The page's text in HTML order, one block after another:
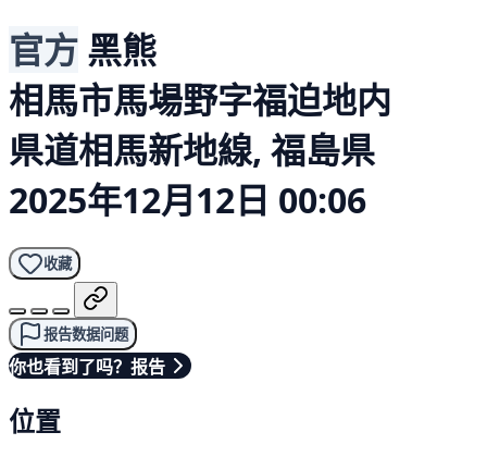
官方 黑熊
相馬市馬場野字福迫地内
県道相馬新地線, 福島県
2025年12月12日 00:06
收藏
报告数据问题
你也看到了吗？报告
位置